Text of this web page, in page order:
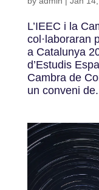
L’IEEC i la
col·laboraran
a Catalunya
d’Estudis
Cambra de
un conveni